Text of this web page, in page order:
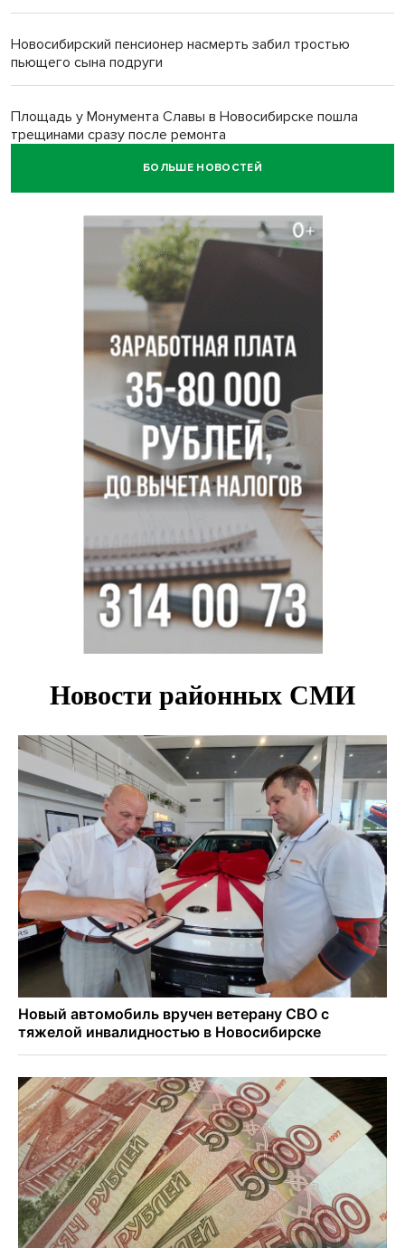
Новосибирский пенсионер насмерть забил тростью
пьющего сына подруги
Площадь у Монумента Славы в Новосибирске пошла
трещинами сразу после ремонта
БОЛЬШЕ НОВОСТЕЙ